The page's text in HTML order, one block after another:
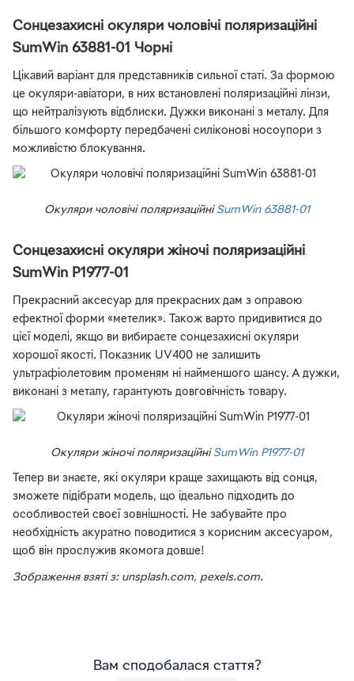
Сонцезахисні окуляри чоловічі поляризаційні
SumWin 63881-01 Чорні
Цікавий варіант для представників сильної статі. За формою
це окуляри-авіатори, в них встановлені поляризаційні лінзи,
що нейтралізують відблиски. Дужки виконані з металу. Для
більшого комфорту передбачені силіконові носоупори з
можливістю блокування.
Окуляри чоловічі поляризаційні SumWin 63881-01
Сонцезахисні окуляри жіночі поляризаційні
SumWin P1977-01
Прекрасний аксесуар для прекрасних дам з оправою
ефектної форми «метелик». Також варто придивитися до
цієї моделі, якщо ви вибираєте сонцезахисні окуляри
хорошої якості. Показник UV400 не залишить
ультрафіолетовим променям ні найменшого шансу. А дужки,
виконані з металу, гарантують довговічність товару.
Окуляри жіночі поляризаційні SumWin P1977-01
Тепер ви знаєте, які окуляри краще захищають від сонця,
зможете підібрати модель, що ідеально підходить до
особливостей своєї зовнішності. Не забувайте про
необхідність акуратно поводитися з корисним аксесуаром,
щоб він прослужив якомога довше!
Зображення взяті з: unsplash.com, pexels.com.
Вам сподобалася стаття?